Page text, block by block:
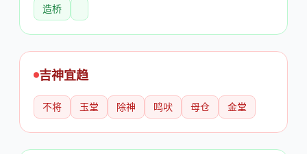
造桥
吉神宜趋
不将 玉堂 除神 鸣吠 母仓 金堂